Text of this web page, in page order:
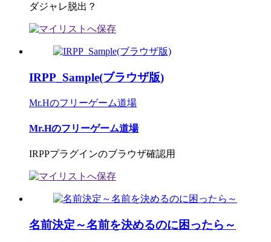
ダジャレ脱出？
IRPP_Sample(ブラウザ版)
Mr.Hのフリーゲーム道場
Mr.Hのフリーゲーム道場
IRPPプラグインのブラウザ確認用
名前決定～名前を決めるのに困ったら～